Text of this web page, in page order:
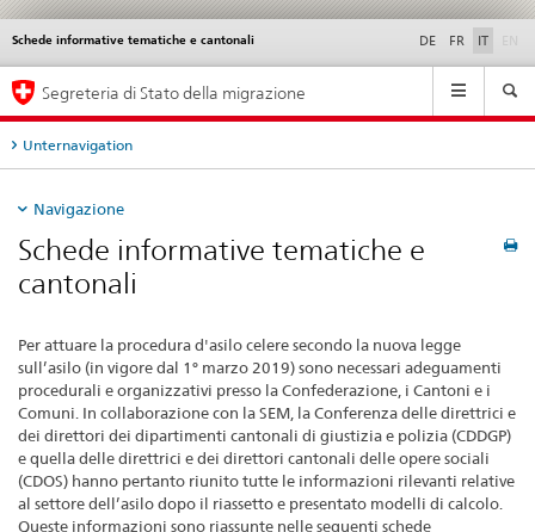
Schede informative tematiche e cantonali DE FR IT
Service
Navigation
Segreteria di Stato della migrazione
Unternavigation
Navigazione
Schede informative tematiche e
cantonali
Per attuare la procedura d'asilo celere secondo la nuova legge
sull’asilo (in vigore dal 1° marzo 2019) sono necessari adeguamenti
procedurali e organizzativi presso la Confederazione, i Cantoni e i
Comuni. In collaborazione con la SEM, la Conferenza delle direttrici e
dei direttori dei dipartimenti cantonali di giustizia e polizia (CDDGP)
e quella delle direttrici e dei direttori cantonali delle opere sociali
(CDOS) hanno pertanto riunito tutte le informazioni rilevanti relative
al settore dell’asilo dopo il riassetto e presentato modelli di calcolo.
Queste informazioni sono riassunte nelle seguenti schede